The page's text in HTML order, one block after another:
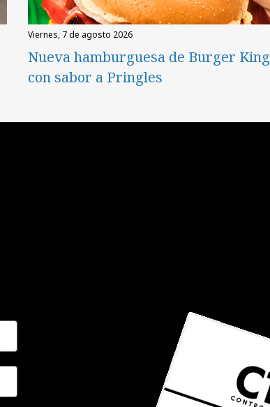
viernes, 7 de agosto 2026
Nueva hamburguesa de Burger King
con sabor a Pringles